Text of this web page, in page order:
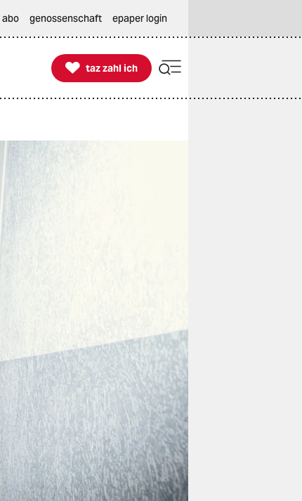
abo genossenschaft epaper login

taz zahl ich
taz zahl ich